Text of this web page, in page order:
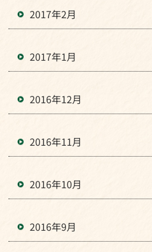
2017年2月
2017年1月
2016年12月
2016年11月
2016年10月
2016年9月